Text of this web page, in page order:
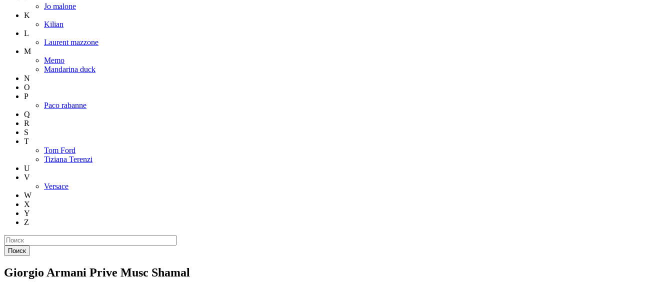
Jo malone
K
Kilian
L
Laurent mazzone
M
Memo
Mandarina duck
N
O
P
Paco rabanne
Q
R
S
T
Tom Ford
Tiziana Terenzi
U
V
Versace
W
X
Y
Z
Поиск
Giorgio Armani Prive Musc Shamal